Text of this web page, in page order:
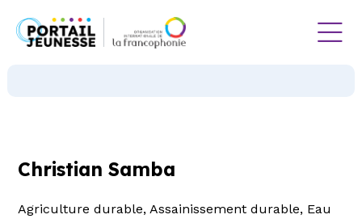
Christian Samba
Agriculture durable, Assainissement durable, Eau